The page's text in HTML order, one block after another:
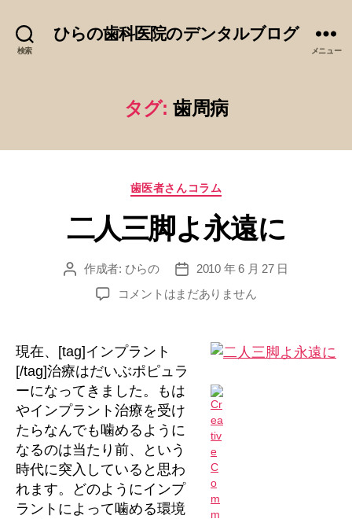
検索
ひらの歯科医院のデンタルブログ
メニュー
タグ: 歯周病
カ
ゴ
リ
歯医者さんコラム
二人三脚よ永遠に
投 作成者: ひらの
投
稿
日
2010 年 6 月 27 日
二
脚
よ
永
遠
に
へ
の
コメントはまだありません
現在、[tag]インプラント
[/tag]治療はだいぶポピュラ
ーになってきました。もは
やインプラント治療を受け
たらなんでも噛めるように
なるのは当たり前、という
時代に突入していると思わ
れます。どのようにインプ
ラントによって噛める環境